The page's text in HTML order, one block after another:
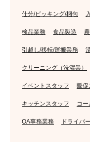
仕分/ピッキング/梱包
検品業務 食品製造
引越し/移転/運搬業務
クリーニング（洗濯業）
イベントスタッフ 販促
キッチンスタッフ コー
OA事務業務 ドライバー